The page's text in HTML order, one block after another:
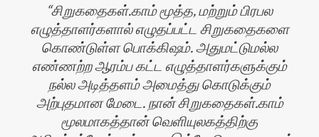
சிறுகதைகள்.காம் மூத்த, மற்றும் பிரபல
எழுத்தாளர்களால் எழுதப்பட்ட சிறுகதைகளை
கொண்டுள்ள பொக்கிஷம். அதுமட்டுமல்ல
எண்ணற்ற ஆரம்ப கட்ட எழுத்தாளர்களுக்கும்
நல்ல அடித்தளம் அமைத்து கொடுக்கும்
அற்புதமான மேடை. நான் சிறுகதைகள்.காம்
மூலமாகத்தான் வெளியுலகத்திற்கு